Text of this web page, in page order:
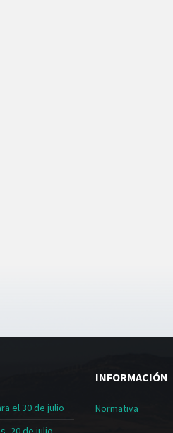
el 30 de julio
INFORMACIÓN
Normativa